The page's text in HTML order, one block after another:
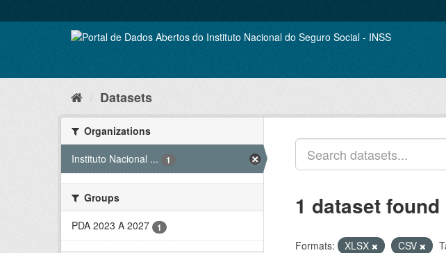
to
Datasets
Organizations
Instituto Nacional ...
1
Groups
PDA 2023 A 2027
1
1 dataset found
Formats: XLSX CSV